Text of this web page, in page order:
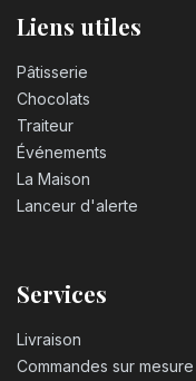
Liens utiles
Pâtisserie
Chocolats
Traiteur
Événements
La Maison
Lanceur d'alerte
Services
Livraison
Commandes sur mesure